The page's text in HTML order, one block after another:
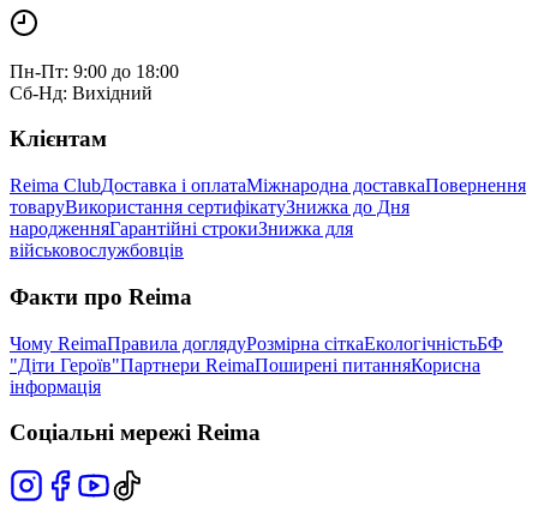
Пн-Пт: 9:00 до 18:00
Сб-Нд: Вихідний
Клієнтам
Reima ClubДоставка і оплатаМіжнародна доставкаПовернення
товаруВикористання сертифікатуЗнижка до Дня
народженняГарантійні строкиЗнижка для
військовослужбовців
Факти про Reima
Чому ReimaПравила доглядуРозмірна сіткаЕкологічністьБФ
"Діти Героїв"Партнери ReimaПоширені питанняКорисна
інформація
Соціальні мережі Reima